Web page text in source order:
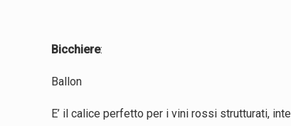
Bicchiere:
Ballon
E’ il calice perfetto per i vini rossi strutturati,